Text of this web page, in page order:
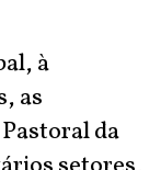
à
as
da